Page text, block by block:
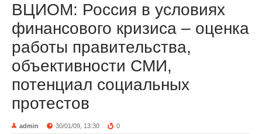
ВЦИОМ: Россия в условиях
финансового кризиса – оценка
работы правительства,
объективности СМИ,
потенциал социальных
протестов
admin 30/01/09, 13:30 0